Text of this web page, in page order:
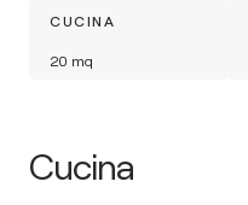
CUCINA
20 mq
Cucina